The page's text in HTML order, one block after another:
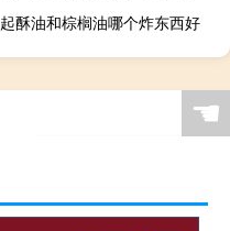
起酥油和棕榈油哪个炸东西好
☚